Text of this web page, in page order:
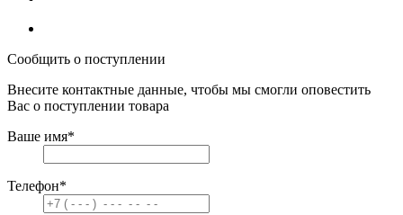
Сообщить о поступлении
Внесите контактные данные, чтобы мы смогли оповестить
Вас о поступлении товара
Ваше имя*
Телефон*